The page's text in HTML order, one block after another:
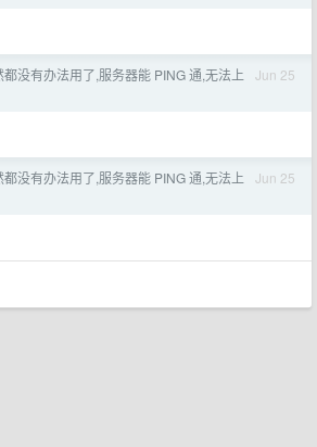
Jun 25
没有办法用了,服务器能 PING 通,无法上
Jun 25
没有办法用了,服务器能 PING 通,无法上